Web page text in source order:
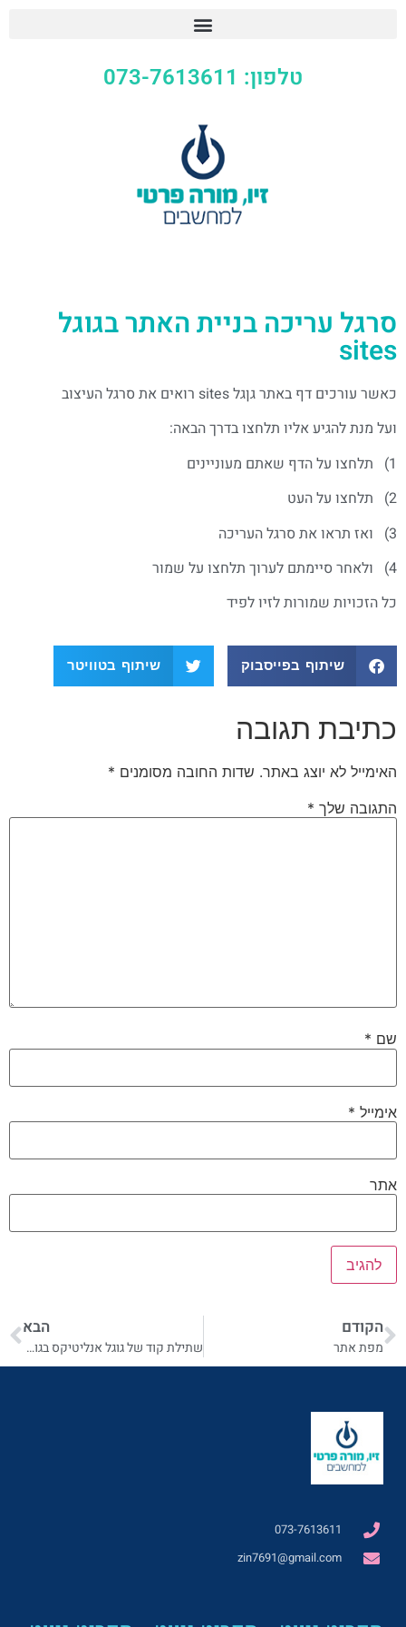
טלפון: 073-7613611
סרגל עריכה בניית האתר בגוגל
sites
כאשר עורכים דף באתר גןגל sites רואים את סרגל העיצוב
ועל מנת להגיע אליו תלחצו בדרך הבאה:
1) תלחצו על הדף שאתם מעוניינים
2) תלחצו על העט
3) ואז תראו את סרגל העריכה
4) ולאחר סיימתם לערוך תלחצו על שמור
כל הזכויות שמורות לזיו לפיד
שיתוף בפייסבוק שיתוף בטוויטר
כתיבת תגובה
האימייל לא יוצג באתר. שדות החובה מסומנים *
התגובה שלך *
שם *
אימייל *
אתר
הקודם
מפת אתר
הבא
שתילת קוד של גוגל אנליטיקס בגוגל סייט
073-7613611
zin7691@gmail.com